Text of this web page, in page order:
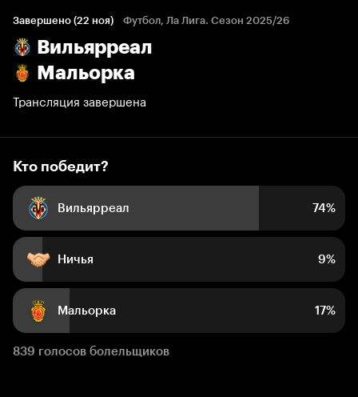
Завершено (22 ноя) Футбол, Ла Лига. Сезон 2025/26
Вильярреал
Мальорка
Трансляция завершена
74% 9%
Кто победит?
Вильярреал 74%
Ничья 9%
Мальорка 17%
839 голосов болельщиков